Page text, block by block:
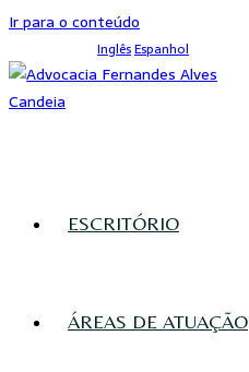
Ir para o conteúdo
InglêsEspanhol
ESCRITÓRIO
ÁREAS DE ATUAÇÃO